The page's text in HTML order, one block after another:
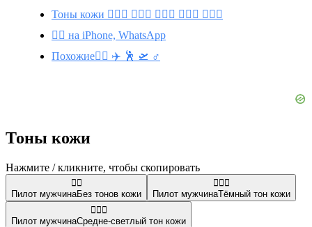
Тоны кожи 👨🏿‍✈️ 👨🏼‍✈️ 👨🏽‍✈️ 👨🏾‍✈️ 👨🏻‍✈️
👨‍✈️ на iPhone, WhatsApp
Похожие👩‍✈️ ✈️ 🕺 🛫 ♂️
Тоны кожи
Нажмите / кликните, чтобы скопировать
👨‍✈️
Пилот мужчинаБез тонов кожи
👨🏿‍✈️
Пилот мужчинаТёмный тон кожи
👨🏼‍✈️
Пилот мужчинаСредне-светлый тон кожи